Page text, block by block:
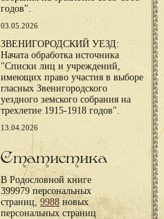
годов".
03.05.2026
ЗВЕНИГОРОДСКИЙ УЕЗД:
Начата обработка источника
"Списки лиц и учреждений,
имеющих право участия в выборе
гласных Звенигородского
уездного земского собрания на
трехлетие 1915-1918 годов".
13.04.2026
Статистика
В Родословной книге
399979 персональных
страниц,9988 новых
персональных страниц